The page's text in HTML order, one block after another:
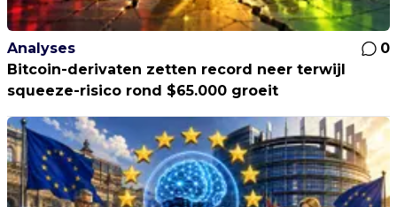
Analyses
0
Bitcoin-derivaten zetten record neer terwijl
squeeze-risico rond $65.000 groeit